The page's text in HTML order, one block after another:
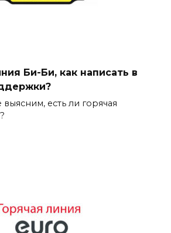
Би-Би, как написать в
выясним, есть ли горячая